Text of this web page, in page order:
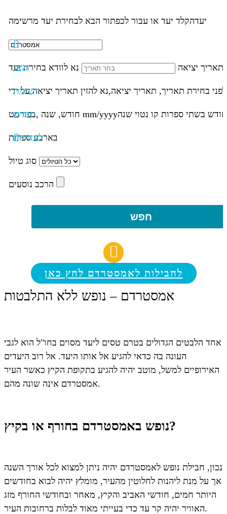
יעדהקלד יעד או עבור לכפתור הבא לבחירת יעד מרשימה
הצג
רשימת
יעדים
לבחירה
תאריך יציאה נא לוודא בחירת יעד
לפני בחירת תאריך, תאריך יציאה,נא להזין תאריך יציאה על ידי
mm/yyyyחודש בשתי ספרות קו נטוי שנה
בארבע ספרות
סוג טיול
הרכב נוסעים
חפש
לחבילות לאמסטרדם לחץ כאן
אמסטרדם – נופש ללא התלבטות
אחד הלבטים הגדולים בטרם טסים ליעד מסוים בחו"ל הוא לגבי
העונה בה כדאי להגיע אל אותו היעד. אל רוב היעדים
האירופיים למשל, מוטב יהיה להגיע בתקופת הקיץ כאשר העיר
אמסטרדם אינה שונה מהם.
נופש באמסטרדם בחורף או בקיץ?
נכון, חבילת נופש לאמסטרדם יהיה ניתן למצוא לכל אורך השנה
אך על מנת ליהנות לחלוטין מהעיר, מומלץ יהיה לבוא בחודשים
היותר חמים, חודשי האביב והקיץ, מאחר ובחודשי החורף מזג
האוויר יהיה קר עד כדי בעייתי מאוד לבלות ברחובות העיר.